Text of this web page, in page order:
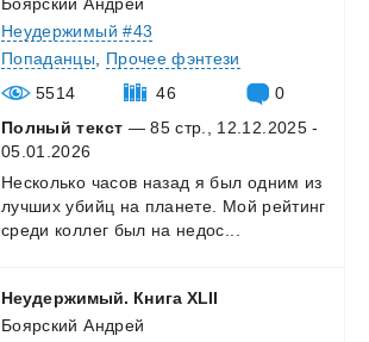
Неудержимый #43
Попаданцы
Прочее фэнтези
5514
46
0
Полный текст — 85 стр., 12.12.2025 -
05.01.2026
Несколько часов назад я был одним из
лучших убийц на планете. Мой рейтинг
среди коллег был на недос...
Неудержимый. Книга XLII
Боярский Андрей